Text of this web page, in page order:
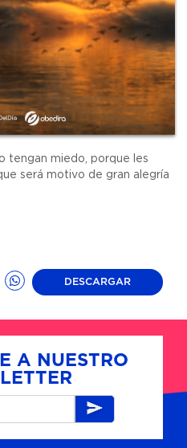
tengan miedo, porque les
será motivo de gran alegría
DESCARGAR
A NUESTRO